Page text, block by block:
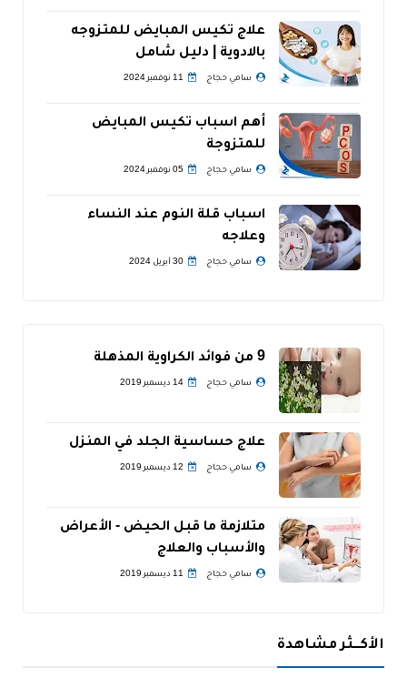
علاج تكيس المبايض للمتزوجه
بالادوية | دليل شامل
سامي حجاج 11 نوفمبر 2024
أهم اسباب تكيس المبايض
للمتزوجة
سامي حجاج 05 نوفمبر 2024
اسباب قلة النوم عند النساء
وعلاجه
سامي حجاج 30 أبريل 2024
9 من فوائد الكراوية المذهلة
سامي حجاج 14 ديسمبر 2019
علاج حساسية الجلد في المنزل
سامي حجاج 12 ديسمبر 2019
متلازمة ما قبل الحيض - الأعراض
والأسباب والعلاج
سامي حجاج 11 ديسمبر 2019
الأكــثر مشاهدة